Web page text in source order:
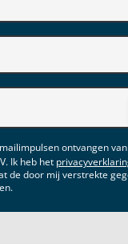
ontvangen
Ik heb het
de door mij verstrekte